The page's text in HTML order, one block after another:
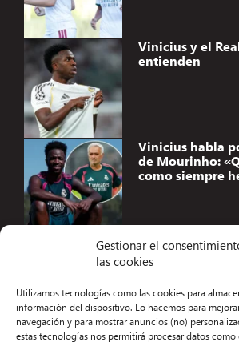
Gestionar el
las cookies
Utilizamos tecnologías como las cookies para
información del dispositivo. Lo hacemos para
navegación y para mostrar anuncios (no)
estas tecnologías nos permitirá procesar datos
Vinicius y el
entienden
Vinicius habla
de Mourinho:
como siempre
Aviso Legal
Términos y